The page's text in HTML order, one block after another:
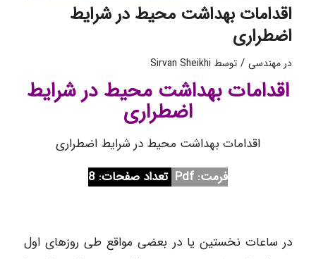
اقدامات بهداشت محیط در شرایط
اضطراری
در مهندسی / توسط Sirvan Sheikhi
اقدامات بهداشت محیط در شرایط
اضطراری
اقدامات بهداشت محیط در شرایط اضطراری
فرمت: Pdf
تعداد صفحات: 8
در ساعات نخستین یا در بعضی مواقع طی روزهای اول